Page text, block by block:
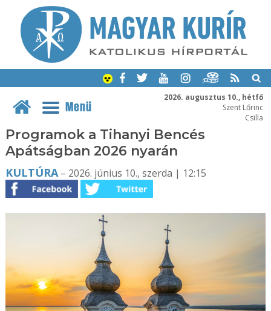
2026. augusztus 10., hétfő
Szent Lőrinc
Csilla
Menü
Programok a Tihanyi Bencés
Apátságban 2026 nyarán
KULTÚRA– 2026. június 10., szerda | 12:15